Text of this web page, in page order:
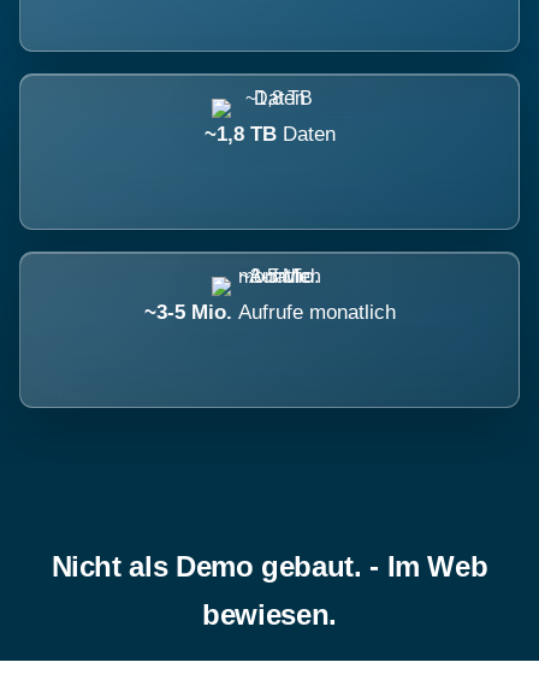
~1,8 TB Daten
~3-5 Mio. Aufrufe monatlich
Nicht als Demo gebaut. - Im Web
bewiesen.